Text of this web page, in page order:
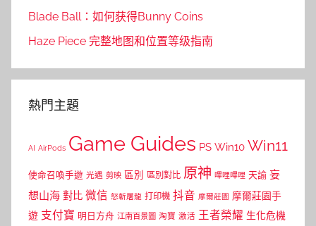
Blade Ball：如何获得Bunny Coins
Haze Piece 完整地图和位置等级指南
熱門主題
AI AirPods Game Guides PS Win10 Win11
使命召喚手遊 光遇 剪映 區別 區別對比 原神 嗶哩嗶哩 天諭 妄
想山海 對比 微信 怒斬屠龍 打印機 抖音 摩爾莊園 摩爾莊園手
遊 支付寶 明日方舟 江南百景圖 淘寶 激活 王者榮耀 生化危機